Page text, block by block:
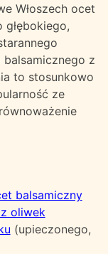
Włoszech ocet
balsamicznego z
to stosunkowo
ze
balsamiczny
oliwek
(upieczonego,